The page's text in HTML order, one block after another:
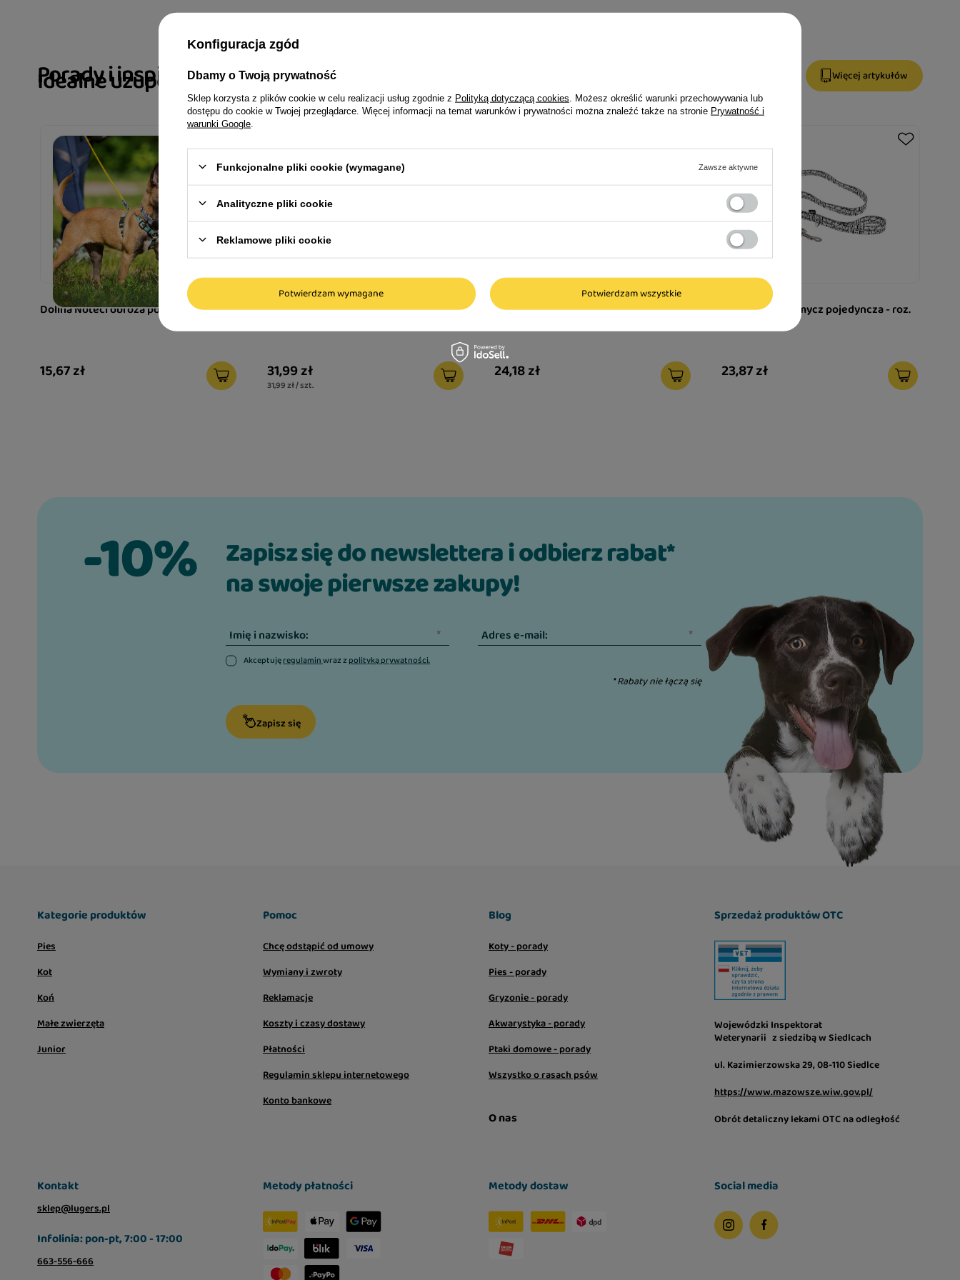
Idealne uzupełnienie dla Twojego czworonoga
Dolina Noteci obroża półzaciskowa 30L
15,67 zł
Dolina Noteci Obroża klamra
31,99 zł
31,99 zł / szt.
Obroża półzaciskowa z podszyciem
24,18 zł
Dolina Noteci smycz pojedyncza - roz.
23,87 zł
Porady i inspiracje Więcej artykułów
Jakie szelki dla psa wybrać?
Wybór szelek dla psa nie jest prostym
zadaniem, dlatego trzeba się do niego
wziąć pod uwagę podczas zakupu!
-10% Zapisz się do newslettera i odbierz rabat*
na swoje pierwsze zakupy!
Imię i nazwisko: Adres e-mail:
Akceptujęregulaminwraz zpolityką prywatności.
* Rabaty nie łączą się
Zapisz się
Kategorie produktów
Pies
Kot
Koń
Małe zwierzęta
Junior
Pomoc
Chcę odstąpić od umowy
Wymiany i zwroty
Reklamacje
Koszty i czasy dostawy
Płatności
Regulamin sklepu internetowego
Konto bankowe
Blog
Koty - porady
Pies - porady
Gryzonie - porady
Akwarystyka - porady
Ptaki domowe - porady
Wszystko o rasach psów
O nas
Sprzedaż produktów OTC
Wojewódzki Inspektorat
Weterynarii z siedzibą w Siedlcach
ul. Kazimierzowska 29, 08-110 Siedlce
https://www.mazowsze.wiw.gov.pl/
Obrót detaliczny lekami OTC na odległość
Kontakt
sklep@lugers.pl
Infolinia: pon-pt, 7:00 - 17:00
663-556-666
Metody płatności Metody dostaw Social media
Konfiguracja zgód
Dbamy o Twoją prywatność
Sklep korzysta z plików cookie w celu realizacji usług zgodnie z Polityką dotyczącą cookies . Możesz określić warunki przechowywania lub
dostępu do cookie w Twojej przeglądarce. Więcej informacji na temat warunków i prywatności można znaleźć także na stronie Prywatność i
warunki Google
Funkcjonalne pliki cookie (wymagane) Zawsze aktywne
Analityczne pliki cookie
Reklamowe pliki cookie
Potwierdzam wymagane Potwierdzam wszystkie